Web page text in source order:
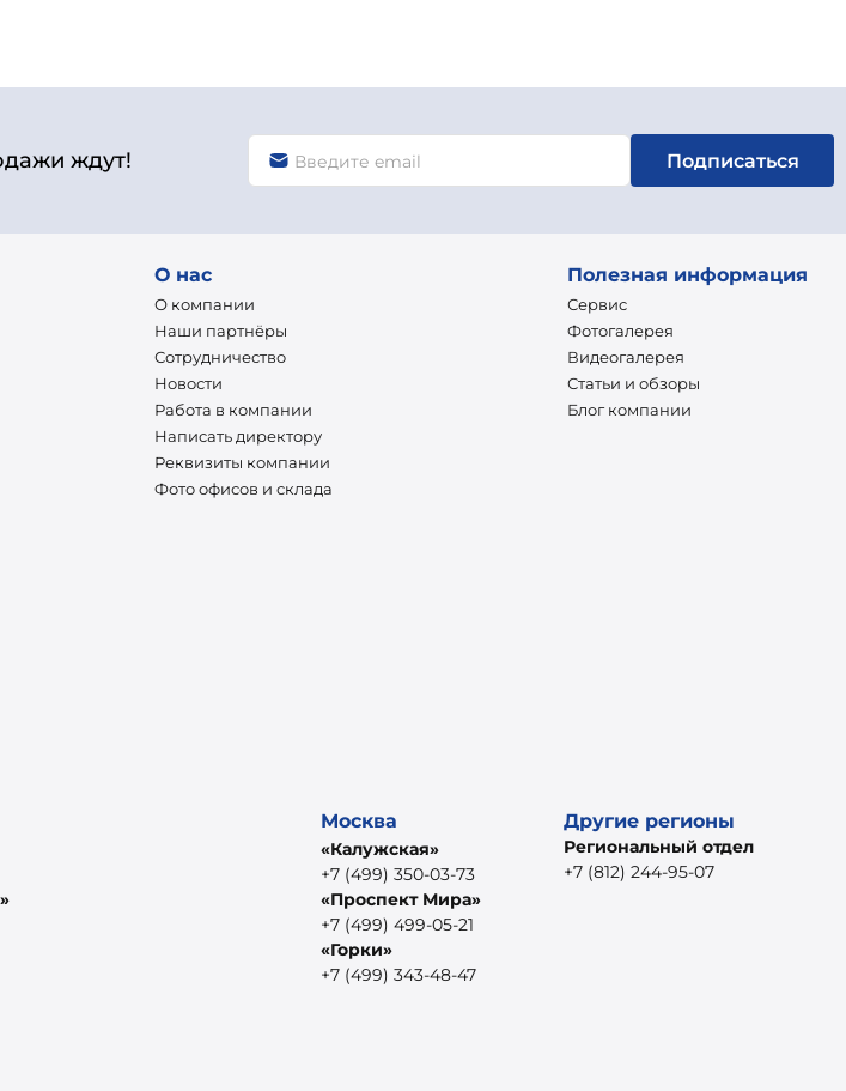
ждут! Подписаться
О нас
О компании
Наши партнёры
Сотрудничество
Новости
Работа в компании
Написать директору
Реквизиты компании
Фото офисов и склада
Полезная информация
Сервис
Фотогалерея
Видеогалерея
Статьи и обзоры
Блог компании
Москва
«Калужская»
+7 (499) 350-03-73
«Проспект Мира»
+7 (499) 499-05-21
«Горки»
+7 (499) 343-48-47
Другие регионы
Региональный отдел
+7 (812) 244-95-07